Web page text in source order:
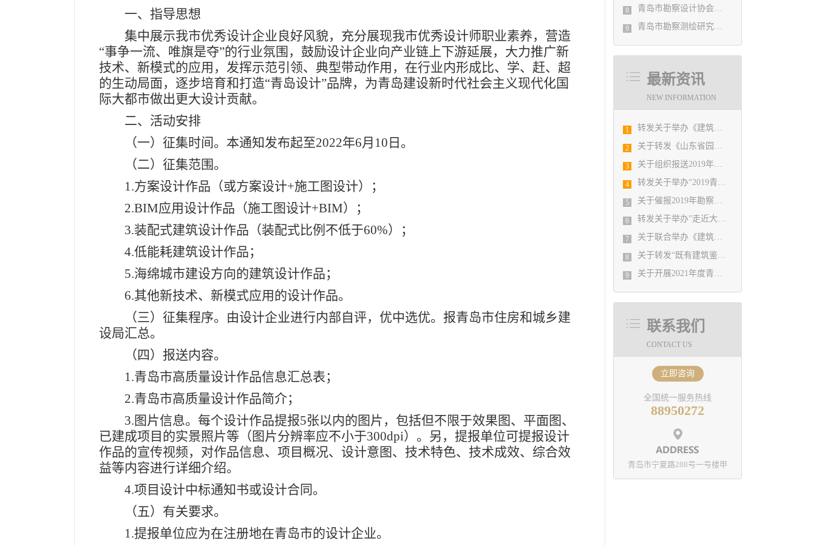
8 青岛市勘察设计协会党支部召开党史学习教育专题组织生活会
9 青岛市勘察测绘研究院参加第29届国际制图大会并荣获3项国际大奖
最新资讯
NEW INFORMATION
1 转发关于举办《建筑电气与智能化通用规范》 GB55024-2022公益宣贯的通知
2 关于转发《山东省园林景观设计创意技能竞赛的预备通知》的通知
3 关于组织报送2019年度山东省建筑信息模型（BIM）技术应用大赛的通知
4 转发关于举办“2019青岛市装配式建筑钢结构技术培训班”的通知
5 关于催报2019年勘察设计统计年报的通知
6 转发关于举办”走近大师系列——复杂结构设计案例与工程实践技术交流会（第一期）“的通知
7 关于联合举办《建筑设计防火规范》和《建筑防烟排烟系统技术标准》规范培训班的通知
8 关于转发“既有建筑鉴定与加固设计新技术应用及工程实例解析培训班”的通知
9 关于开展2021年度青岛市优秀工程勘察设计成果竞赛的通知
联系我们
CONTACT US
立即咨询
全国统一服务热线
88950272
青岛市宁夏路288号一号楼甲
一、指导思想
集中展示我市优秀设计企业良好风貌，充分展现我市优秀设计师职业素养，营造
“事争一流、唯旗是夺”的行业氛围，鼓励设计企业向产业链上下游延展，大力推广新
技术、新模式的应用，发挥示范引领、典型带动作用，在行业内形成比、学、赶、超
的生动局面，逐步培育和打造“青岛设计”品牌，为青岛建设新时代社会主义现代化国
际大都市做出更大设计贡献。
二、活动安排
（一）征集时间。本通知发布起至2022年6月10日。
（二）征集范围。
1.方案设计作品（或方案设计+施工图设计）；
2.BIM应用设计作品（施工图设计+BIM）；
3.装配式建筑设计作品（装配式比例不低于60%）；
4.低能耗建筑设计作品；
5.海绵城市建设方向的建筑设计作品；
6.其他新技术、新模式应用的设计作品。
（三）征集程序。由设计企业进行内部自评，优中选优。报青岛市住房和城乡建
设局汇总。
（四）报送内容。
1.青岛市高质量设计作品信息汇总表；
2.青岛市高质量设计作品简介；
3.图片信息。每个设计作品提报5张以内的图片，包括但不限于效果图、平面图、
已建成项目的实景照片等（图片分辨率应不小于300dpi）。另，提报单位可提报设计
作品的宣传视频，对作品信息、项目概况、设计意图、技术特色、技术成效、综合效
益等内容进行详细介绍。
4.项目设计中标通知书或设计合同。
（五）有关要求。
1.提报单位应为在注册地在青岛市的设计企业。